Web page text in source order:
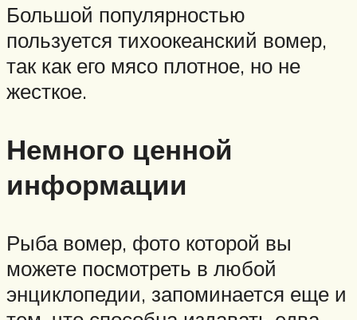
Большой популярностью
пользуется тихоокеанский вомер,
так как его мясо плотное, но не
жесткое.
Немного ценной
информации
Рыба вомер, фото которой вы
можете посмотреть в любой
энциклопедии, запоминается еще и